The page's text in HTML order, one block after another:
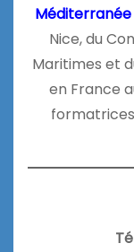
Méditerranée
Nice, du
Maritimes et
en France